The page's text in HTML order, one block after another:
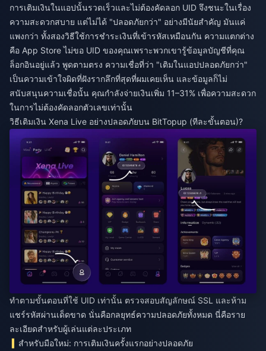
การเติมเงินในแอปนั้นรวดเร็วและไม่ต้องคัดลอก UID จึงชนะในเรื่อง
ความสะดวกสบาย แต่ไม่ได้ "ปลอดภัยกว่า" อย่างมีนัยสำคัญ มันแค่
แพงกว่า ทั้งสองวิธีใช้การชำระเงินที่เข้ารหัสเหมือนกัน ความแตกต่าง
คือ App Store ไม่ขอ UID ของคุณเพราะพวกเขารู้ข้อมูลบัญชีที่คุณ
ล็อกอินอยู่แล้ว พูดตามตรง ความเชื่อที่ว่า "เติมในแอปปลอดภัยกว่า"
เป็นความเข้าใจผิดที่ฝังรากลึกที่สุดที่ผมเคยเห็น และข้อมูลก็ไม่
สนับสนุนความเชื่อนั้น คุณกำลังจ่ายเงินเพิ่ม 11–31% เพื่อความสะดวก
ในการไม่ต้องคัดลอกตัวเลขเท่านั้น
วิธีเติมเงิน Xena Live อย่างปลอดภัยบน BitTopup (ทีละขั้นตอน)?
ทำตามขั้นตอนที่ใช้ UID เท่านั้น ตรวจสอบสัญลักษณ์ SSL และห้าม
แชร์รหัสผ่านเด็ดขาด นั่นคือกลยุทธ์ความปลอดภัยทั้งหมด นี่คือราย
ละเอียดสำหรับผู้เล่นแต่ละประเภท
สำหรับมือใหม่: การเติมเงินครั้งแรกอย่างปลอดภัย